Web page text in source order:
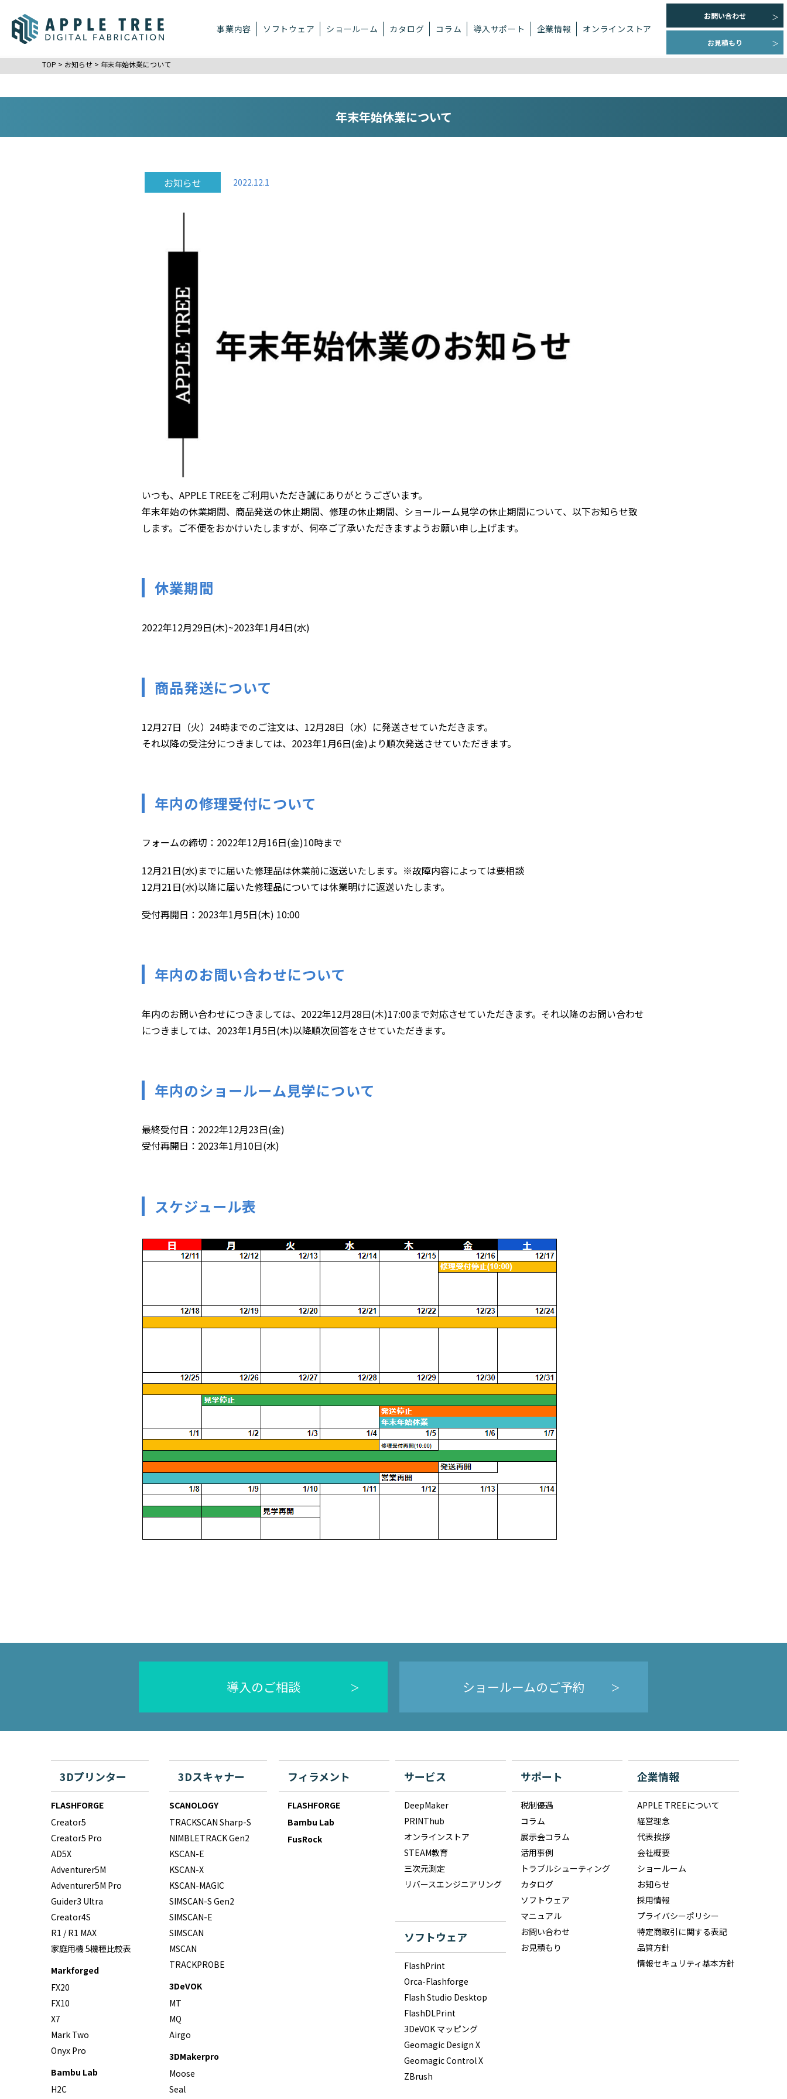
事業内容 ソフトウェア ショールーム カタログ コラム 導入サポート 企業情報 オンラインストア
お問い合わせ
お見積もり
TOP > お知らせ > 年末年始休業について
年末年始休業について
お知らせ 2022.12.1
いつも、APPLE TREEをご利用いただき誠にありがとうございます。
年末年始の休業期間、商品発送の休止期間、修理の休止期間、ショールーム見学の休止期間について、以下お知らせ致
します。ご不便をおかけいたしますが、何卒ご了承いただきますようお願い申し上げます。
休業期間
2022年12月29日(木)~2023年1月4日(水)
商品発送について
12月27日（火）24時までのご注文は、12月28日（水）に発送させていただきます。
それ以降の受注分につきましては、2023年1月6日(金)より順次発送させていただきます。
年内の修理受付について
フォームの締切：2022年12月16日(金)10時まで
12月21日(水)までに届いた修理品は休業前に返送いたします。※故障内容によっては要相談
12月21日(水)以降に届いた修理品については休業明けに返送いたします。
受付再開日：2023年1月5日(木) 10:00
年内のお問い合わせについて
年内のお問い合わせにつきましては、2022年12月28日(木)17:00まで対応させていただきます。それ以降のお問い合わせ
につきましては、2023年1月5日(木)以降順次回答をさせていただきます。
年内のショールーム見学について
最終受付日：2022年12月23日(金)
受付再開日：2023年1月10日(水)
スケジュール表
導入のご相談 ショールームのご予約
3Dプリンター
FLASHFORGE
Creator5
Creator5 Pro
AD5X
Adventurer5M
Adventurer5M Pro
Guider3 Ultra
Creator4S
R1 / R1 MAX
家庭用機 5機種比較表
Markforged
FX20
FX10
X7
Mark Two
Onyx Pro
Bambu Lab
H2C
3Dスキャナー
SCANOLOGY
TRACKSCAN Sharp-S
NIMBLETRACK Gen2
KSCAN-E
KSCAN-X
KSCAN-MAGIC
SIMSCAN-S Gen2
SIMSCAN-E
SIMSCAN
MSCAN
TRACKPROBE
3DeVOK
MT
MQ
Airgo
3DMakerpro
Moose
Seal
フィラメント
FLASHFORGE
Bambu Lab
FusRock
サービス
DeepMaker
PRINThub
オンラインストア
STEAM教育
三次元測定
リバースエンジニアリング
ソフトウェア
FlashPrint
Orca-Flashforge
Flash Studio Desktop
FlashDLPrint
3DeVOK マッピング
Geomagic Design X
Geomagic Control X
ZBrush
サポート
税制優遇
コラム
展示会コラム
活用事例
トラブルシューティング
カタログ
ソフトウェア
マニュアル
お問い合わせ
お見積もり
企業情報
APPLE TREEについて
経営理念
代表挨拶
会社概要
ショールーム
お知らせ
採用情報
プライバシーポリシー
特定商取引に関する表記
品質方針
情報セキュリティ基本方針